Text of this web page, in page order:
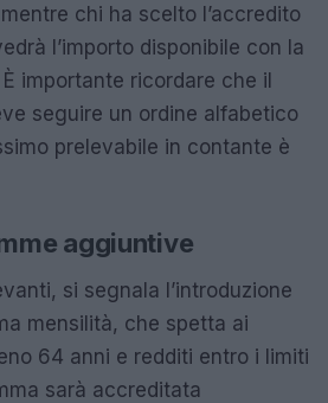
chi ha scelto l’accredito
l’importo disponibile con la
importante ricordare che il
seguire un ordine alfabetico
prelevabile in contante è
aggiuntive
si segnala l’introduzione
mensilità, che spetta ai
64 anni e redditi entro i limiti
sarà accreditata